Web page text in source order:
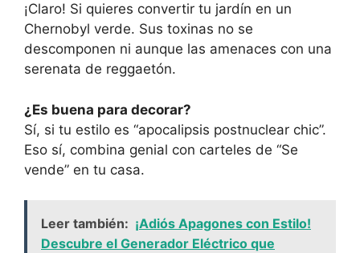
¡Claro! Si quieres convertir tu jardín en un
Chernobyl verde. Sus toxinas no se
descomponen ni aunque las amenaces con una
serenata de reggaetón.
¿Es buena para decorar?
Sí, si tu estilo es “apocalipsis postnuclear chic”.
Eso sí, combina genial con carteles de “Se
vende” en tu casa.
Leer también: ¡Adiós Apagones con Estilo!
Descubre el Generador Eléctrico que